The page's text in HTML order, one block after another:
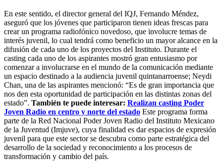
En este sentido, el director general del IQJ, Fernando Méndez,
aseguró que los jóvenes que participaron tienen ideas frescas para
crear un programa radiofónico novedoso, que involucre temas de
interés juvenil, lo cual tendrá como beneficio un mayor alcance en la
difusión de cada uno de los proyectos del Instituto. Durante el
casting cada uno de los aspirantes mostró gran entusiasmo por
comenzar a involucrarse en el mundo de la comunicación mediante
un espacio destinado a la audiencia juvenil quintanarroense; Neydi
Chan, una de las aspirantes mencionó: “Es de gran importancia que
nos den esta oportunidad de participación en las distintas zonas del
estado”. También te puede interesar: Realizan casting Poder
Joven Radio en centro y norte del estado Este programa forma
parte de la Red Nacional Poder Joven Radio del Instituto Mexicano
de la Juventud (Imjuve), cuya finalidad es dar espacios de expresión
juvenil para que este sector se descubra como parte estratégica del
desarrollo de la sociedad y reconocimiento a los procesos de
transformación y cambio del país.